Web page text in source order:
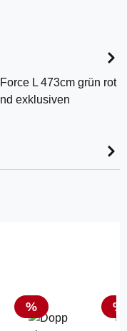
L 473cm grün rot
exklusiven
Rabatt
% %